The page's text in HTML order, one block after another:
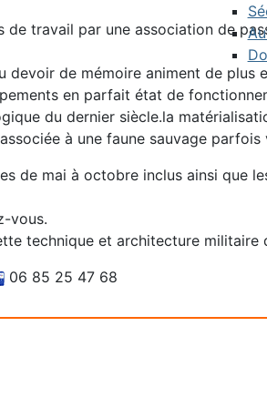
de travail par une association de
devoir de mémoire animent de
en parfait état de
du dernier siècle.la
à une faune sauvage parfois
de mai à octobre inclus ainsi que
vous.
technique et architecture
06 85 25 47 68